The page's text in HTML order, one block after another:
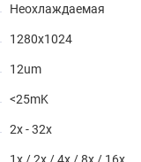
Неохлаждаемая
1280x1024
12um
<25mK
2x - 32x